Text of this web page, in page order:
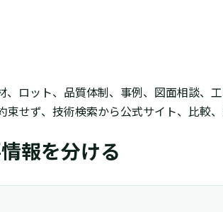
ロット、品質体制、事例、図面相談、
せず、技術検索から公式サイト、比較
報を分ける